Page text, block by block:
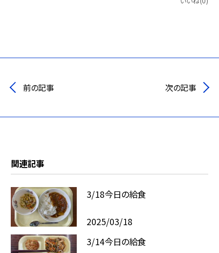
前の記事 次の記事
関連記事
3/18今日の給食
2025/03/18
3/14今日の給食